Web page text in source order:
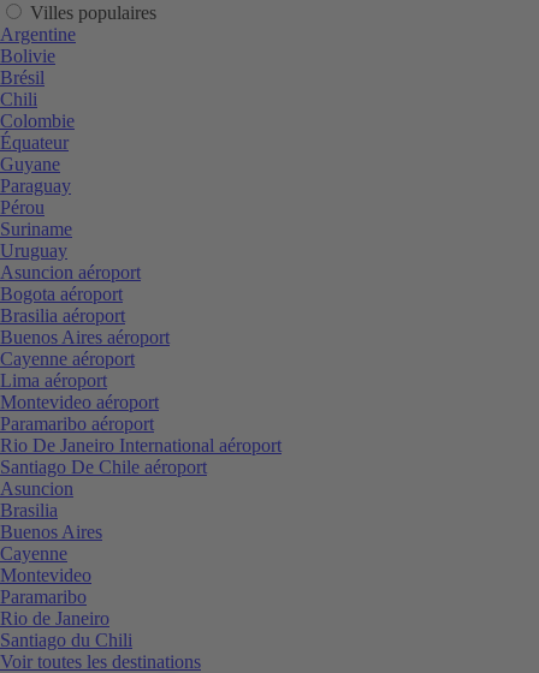
Villes populaires
Argentine
Bolivie
Brésil
Chili
Colombie
Équateur
Guyane
Paraguay
Pérou
Suriname
Uruguay
Asuncion aéroport
Bogota aéroport
Brasilia aéroport
Buenos Aires aéroport
Cayenne aéroport
Lima aéroport
Montevideo aéroport
Paramaribo aéroport
Rio De Janeiro International aéroport
Santiago De Chile aéroport
Asuncion
Brasilia
Buenos Aires
Cayenne
Montevideo
Paramaribo
Rio de Janeiro
Santiago du Chili
Voir toutes les destinations